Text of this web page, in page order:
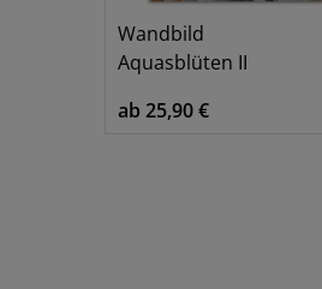
Wandbild
Aquasblüten II
ab 25,90 €